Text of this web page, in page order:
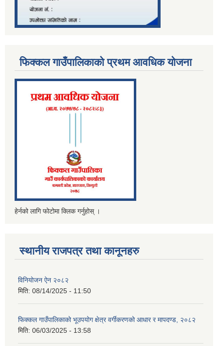
फिक्कल गाउँपालिकाको प्रथम आवधिक योजना
हेर्नको लागि फोटोमा क्लिक गर्नुहोस् ।
स्थानीय राजपत्र तथा कानूनहरु
विनियोजन ऐन २०८२
मिति: 08/14/2025 - 11:50
फिक्कल गाउँपालिकाको भूउपयोग क्षेत्र वर्गीकरणको आधार र मापदण्ड, २०८२
मिति: 06/03/2025 - 13:58